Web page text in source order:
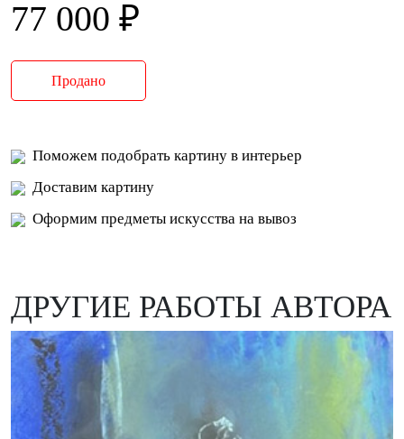
77 000 ₽
Продано
Поможем подобрать картину в интерьер
Доставим картину
Оформим предметы искусства на вывоз
ДРУГИЕ РАБОТЫ АВТОРА